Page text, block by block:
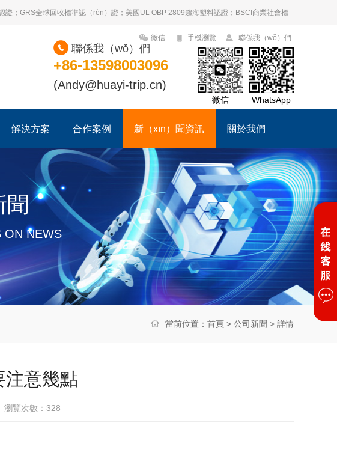
；GRS全球回收標準認（rèn）證；美國UL OBP 2809趨海塑料認證；BSCI商業社會標
微信 - 手機瀏覽 - 聯係我（wǒ）們
+86-13598003096
(Andy@huayi-trip.cn)
聯係我（wǒ）們
微信 WhatsApp
解決方案 合作案例 新（xīn）聞資訊 關於我們
聞
ON NEWS
當前位置： 首頁 > 公司新聞 > 詳情
注意幾點
覽次數： 328